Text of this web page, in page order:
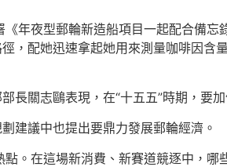
年夜型郵輪新造船項目一起配合備
，配她迅速拿起她用來測量咖啡因
長關志鷗表現，在“十五五”時期，
建議中也提出要鼎力發展郵輪經濟。
。在這場新消費、新賽道競逐中，哪